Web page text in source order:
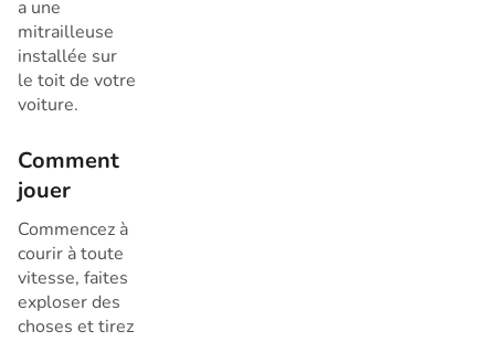
a une
mitrailleuse
installée sur
le toit de votre
voiture.
Comment
jouer
Commencez à
courir à toute
vitesse, faites
exploser des
choses et tirez